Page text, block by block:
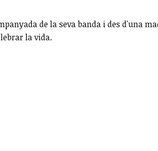
de la seva banda i des d'una
la vida.